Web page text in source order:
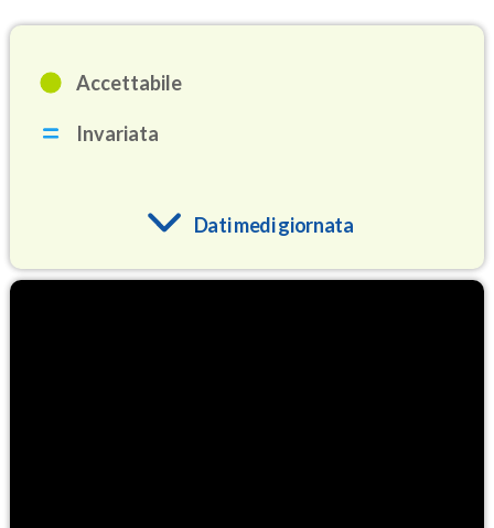
Accettabile
Invariata
Dati medi giornata